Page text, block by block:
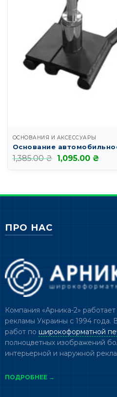
ОСНОВАНИЯ И АКСЕССУАРЫ
Основание
1,385.00₴
цена
составляла
1,095.00 ₴
ПРО НАС
Компания «Арника-2»
рекламы Украины с 1994 года.
работ по широкоформатной
полноцветных изображений
интерьерной и наружной
ПОДРОБНЕЕ →